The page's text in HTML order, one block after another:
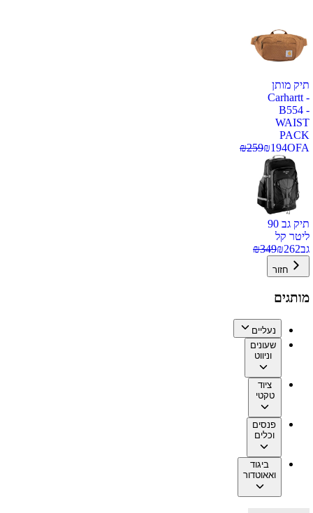
תיק מותן
Carhartt -
B554 -
WAIST
PACK
OFA
₪194
₪259
תיק גב 90
ליטר קל
גב
₪262
₪349
חזור
מותגים
נעליים
שעונים
וניווט
ציוד
טקטי
פנסים
וכלים
ביגוד
ואאוטדור